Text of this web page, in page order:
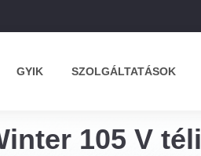
GYIK SZOLGÁLTATÁSOK
105 V téli